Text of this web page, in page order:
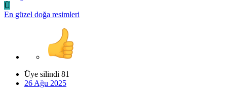
Ü
En güzel doğa resimleri
Üye silindi 81
26 Ağu 2025